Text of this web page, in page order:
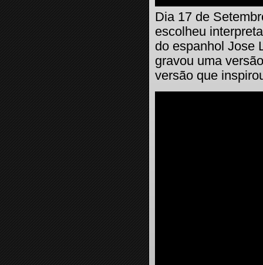
Dia 17 de
escolheu
do espanhol Jose
gravou uma
versão que